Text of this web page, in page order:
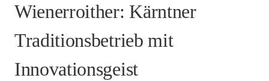
Wienerroither: Kärntner
Traditionsbetrieb mit
Innovationsgeist